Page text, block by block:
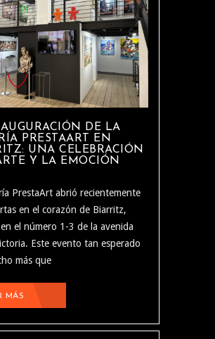
DE LA
PRESTAART EN
UNA CELEBRACIÓN
Y LA EMOCIÓN
PrestaArt abrió recientemente
en el corazón de Biarritz,
el número 1-3 de la avenida
Este evento tan esperado
más que
MÁS